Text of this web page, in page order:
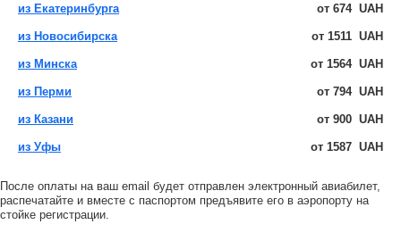
из Екатеринбурга от 674 UAH
из Новосибирска от 1511 UAH
из Минска от 1564 UAH
из Перми от 794 UAH
из Казани от 900 UAH
из Уфы от 1587 UAH
После оплаты на ваш email будет отправлен электронный авиабилет,
распечатайте и вместе с паспортом предъявите его в аэропорту на
стойке регистрации.